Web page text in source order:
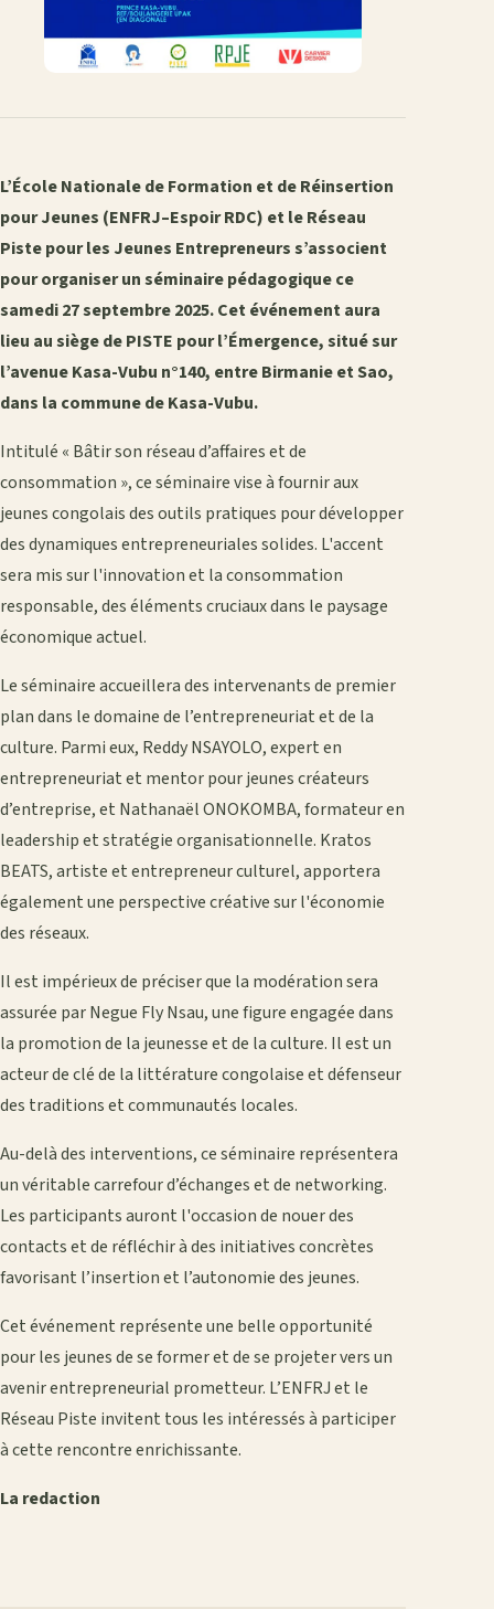
L’École Nationale de Formation et de Réinsertion
pour Jeunes (ENFRJ–Espoir RDC) et le Réseau
Piste pour les Jeunes Entrepreneurs s’associent
pour organiser un séminaire pédagogique ce
samedi 27 septembre 2025. Cet événement aura
lieu au siège de PISTE pour l’Émergence, situé sur
l’avenue Kasa-Vubu n°140, entre Birmanie et Sao,
dans la commune de Kasa-Vubu.
Intitulé « Bâtir son réseau d’affaires et de
consommation », ce séminaire vise à fournir aux
jeunes congolais des outils pratiques pour développer
des dynamiques entrepreneuriales solides. L'accent
sera mis sur l'innovation et la consommation
responsable, des éléments cruciaux dans le paysage
économique actuel.
Le séminaire accueillera des intervenants de premier
plan dans le domaine de l’entrepreneuriat et de la
culture. Parmi eux, Reddy NSAYOLO, expert en
entrepreneuriat et mentor pour jeunes créateurs
d’entreprise, et Nathanaël ONOKOMBA, formateur en
leadership et stratégie organisationnelle. Kratos
BEATS, artiste et entrepreneur culturel, apportera
également une perspective créative sur l'économie
des réseaux.
Il est impérieux de préciser que la modération sera
assurée par Negue Fly Nsau, une figure engagée dans
la promotion de la jeunesse et de la culture. Il est un
acteur de clé de la littérature congolaise et défenseur
des traditions et communautés locales.
Au-delà des interventions, ce séminaire représentera
un véritable carrefour d’échanges et de networking.
Les participants auront l'occasion de nouer des
contacts et de réfléchir à des initiatives concrètes
favorisant l’insertion et l’autonomie des jeunes.
Cet événement représente une belle opportunité
pour les jeunes de se former et de se projeter vers un
avenir entrepreneurial prometteur. L’ENFRJ et le
Réseau Piste invitent tous les intéressés à participer
à cette rencontre enrichissante.
La redaction